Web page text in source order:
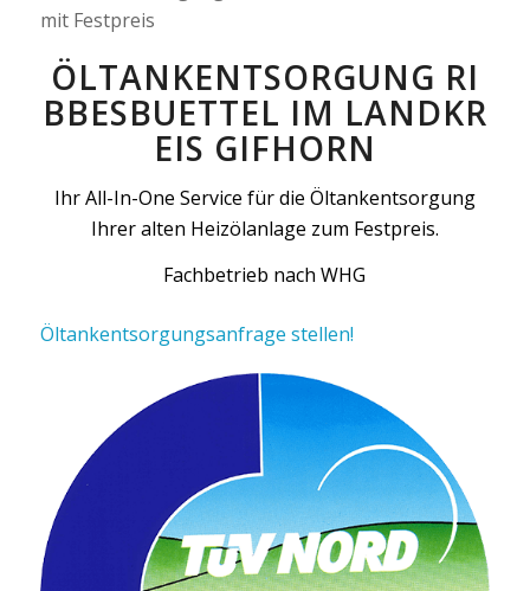
ÖLTANKENTSORGUNG RI
BBESBUETTEL IM LANDKR
EIS GIFHORN
Ihr All-In-One Service für die Öltankentsorgung
Ihrer alten Heizölanlage zum Festpreis.
Fachbetrieb nach WHG
Öltankentsorgungsanfrage stellen!